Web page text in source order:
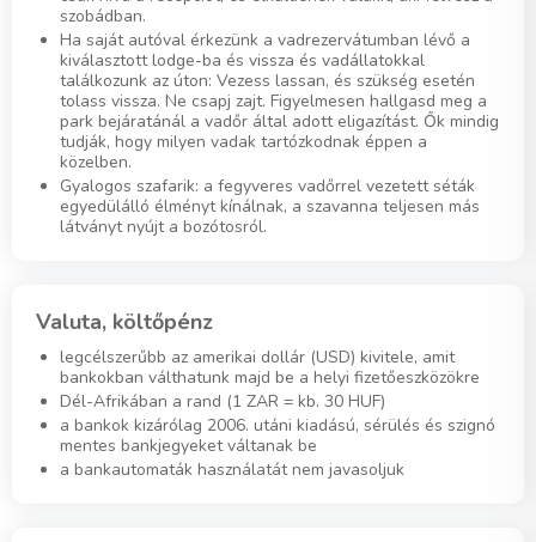
szobádban.
Ha saját autóval érkezünk a vadrezervátumban lévő a
kiválasztott lodge-ba és vissza és vadállatokkal
találkozunk az úton: Vezess lassan, és szükség esetén
tolass vissza. Ne csapj zajt. Figyelmesen hallgasd meg a
park bejáratánál a vadőr által adott eligazítást. Ők mindig
tudják, hogy milyen vadak tartózkodnak éppen a
közelben.
Gyalogos szafarik: a fegyveres vadőrrel vezetett séták
egyedülálló élményt kínálnak, a szavanna teljesen más
látványt nyújt a bozótosról.
Valuta, költőpénz
legcélszerűbb az amerikai dollár (USD) kivitele, amit
bankokban válthatunk majd be a helyi fizetőeszközökre
Dél-Afrikában a rand (1 ZAR = kb. 30 HUF)
a bankok kizárólag 2006. utáni kiadású, sérülés és szignó
mentes bankjegyeket váltanak be
a bankautomaták használatát nem javasoljuk